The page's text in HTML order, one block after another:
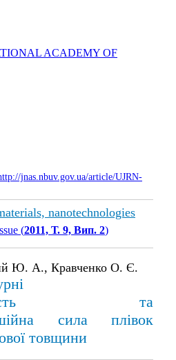
ACADEMY OF
jnas.nbuv.gov.ua/article/UJRN-
nanotechnologies
(2011, Т. 9, Вип. 2)
Ю. А., Кравченко О. Є.
та
сила плівок
товщини